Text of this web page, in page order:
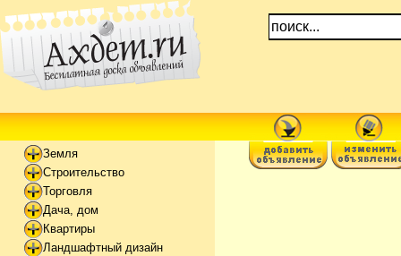
Земля
Строительство
Торговля
Дача, дом
Квартиры
Ландшафтный дизайн